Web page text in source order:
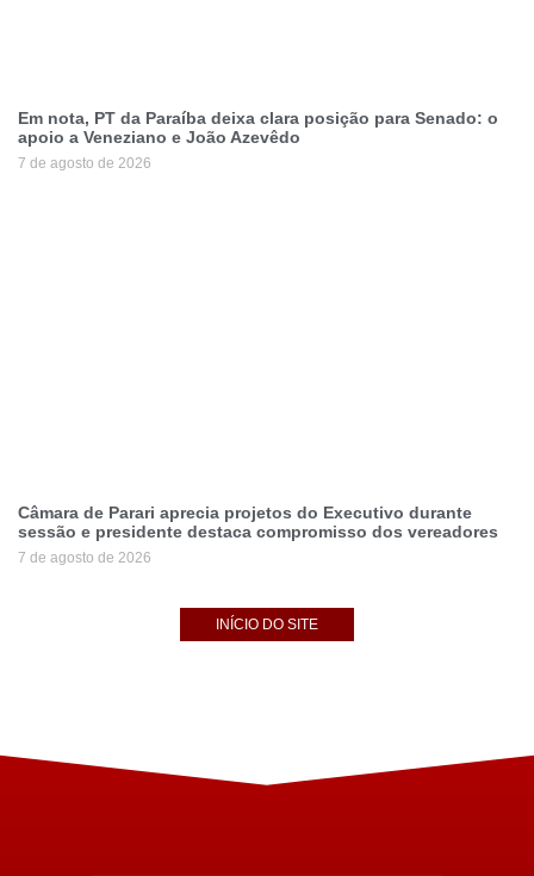
Em nota, PT da Paraíba deixa clara posição para Senado: o
apoio a Veneziano e João Azevêdo
7 de agosto de 2026
Câmara de Parari aprecia projetos do Executivo durante
sessão e presidente destaca compromisso dos vereadores
7 de agosto de 2026
INÍCIO DO SITE